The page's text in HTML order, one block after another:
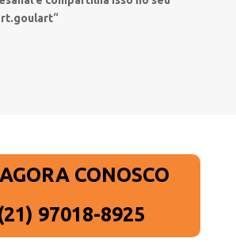
“
CONOSCO
97018-8925